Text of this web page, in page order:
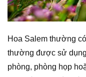
Hoa Salem thường
thường được sử
phòng, phòng họp